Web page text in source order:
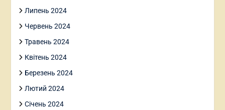
Липень 2024
Червень 2024
Травень 2024
Квітень 2024
Березень 2024
Лютий 2024
Січень 2024